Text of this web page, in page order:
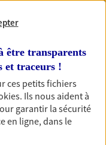
épargne : achat
voyage autour
et
être transparents
et traceurs !
ces petits fichiers
. Ils nous aident à
garantir la sécurité
en ligne, dans le